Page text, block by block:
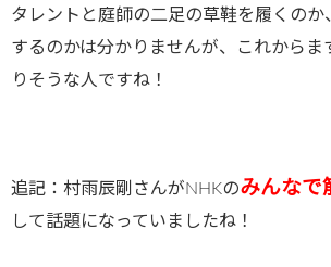
タレントと庭師の二足の草鞋を履くのか
するのかは分かりませんが、これからま
りそうな人ですね！
追記：村雨辰剛さんがNHKのみんなで
して話題になっていましたね！